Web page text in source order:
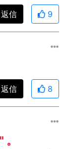
返信 9
返信 8